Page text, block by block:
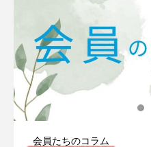
会員たちのコラム